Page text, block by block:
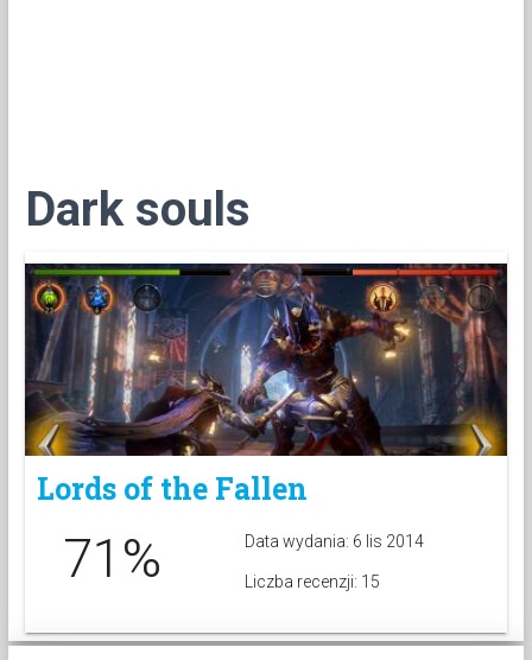
Dark souls
Lords of the Fallen
71% Data wydania: 6 lis 2014
Liczba recenzji: 15